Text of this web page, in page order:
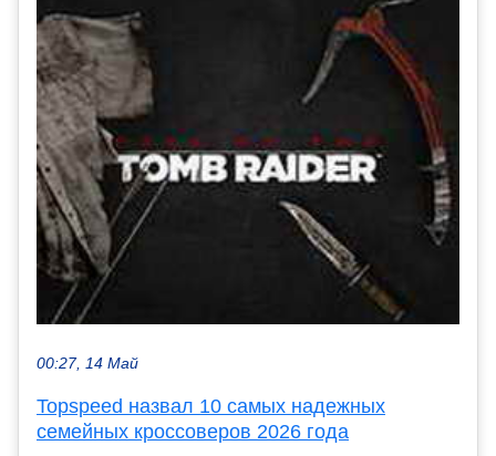
00:27, 14 Май
Topspeed назвал 10 самых надежных
семейных кроссоверов 2026 года